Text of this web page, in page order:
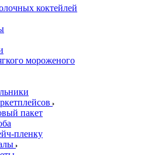
коктейлей
мороженого
пакет
пленку